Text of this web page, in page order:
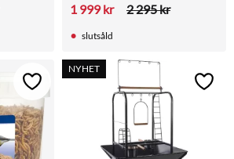
och andra små till medelstora
1 999kr 2 295kr
slutsåld
Lägg till i favoriter
NYHET
Lägg